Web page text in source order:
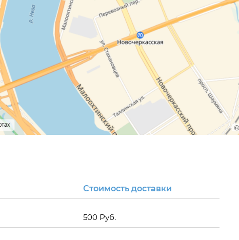
Стоимость доставки
500 Руб.